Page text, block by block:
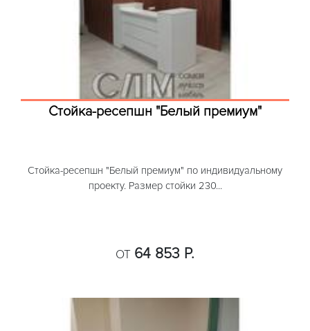
Стойка-ресепшн "Белый премиум"
Стойка-ресепшн "Белый премиум" по индивидуальному
проекту. Размер стойки 230...
ОТ 64 853 Р.